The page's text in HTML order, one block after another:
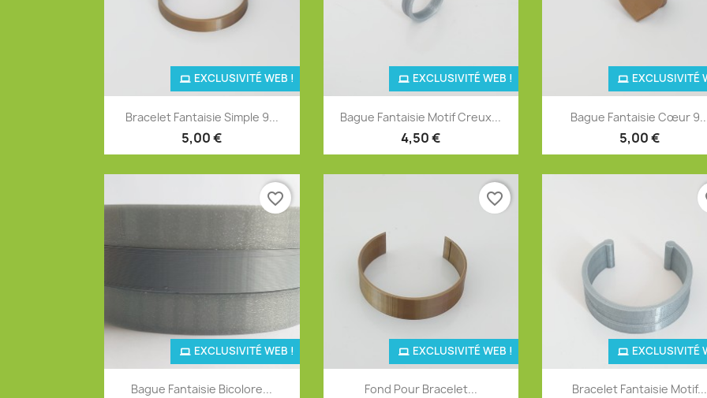
Aperçu rapide
Bracelet Fantaisie Simple 9...
5,00 €
EXCLUSIVITÉ WEB !
Aperçu rapide
Bague Fantaisie Motif Creux...
4,50 €
EXCLUSIVITÉ WEB !
 Aperçu rapide
Bague Fantaisie Cœur 9...
5,00 €
EXCLUSIVITÉ
 Aperçu rapide
Bague Fantaisie Bicolore...
EXCLUSIVITÉ WEB !
favorite_border
Aperçu rapide
Fond Pour Bracelet...
EXCLUSIVITÉ WEB !
favorite_border
Aperçu rapide
Bracelet Fantaisie Motif...
EXCLUSIVITÉ